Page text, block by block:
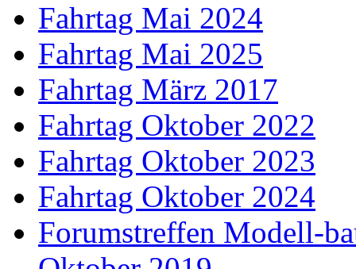
Fahrtag Mai 2024
Fahrtag Mai 2025
Fahrtag März 2017
Fahrtag Oktober 2022
Fahrtag Oktober 2023
Fahrtag Oktober 2024
Forumstreffen Modell-